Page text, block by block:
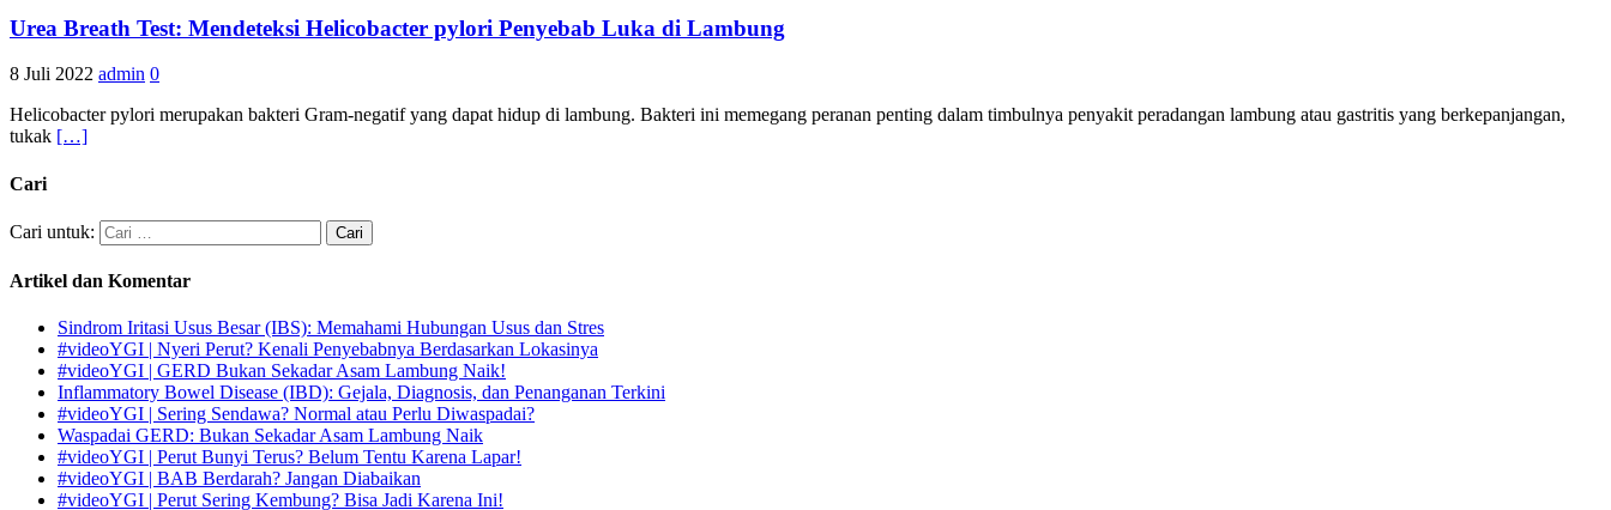
Urea Breath Test: Mendeteksi Helicobacter pylori Penyebab Luka di Lambung
8 Juli 2022 admin 0
Helicobacter pylori merupakan bakteri Gram-negatif yang dapat hidup di lambung. Bakteri ini memegang peranan penting dalam timbulnya penyakit peradangan lambung atau gastritis yang berkepanjangan,
tukak […]
Cari
Cari untuk:
Artikel dan Komentar
Sindrom Iritasi Usus Besar (IBS): Memahami Hubungan Usus dan Stres
#videoYGI | Nyeri Perut? Kenali Penyebabnya Berdasarkan Lokasinya
#videoYGI | GERD Bukan Sekadar Asam Lambung Naik!
Inflammatory Bowel Disease (IBD): Gejala, Diagnosis, dan Penanganan Terkini
#videoYGI | Sering Sendawa? Normal atau Perlu Diwaspadai?
Waspadai GERD: Bukan Sekadar Asam Lambung Naik
#videoYGI | Perut Bunyi Terus? Belum Tentu Karena Lapar!
#videoYGI | BAB Berdarah? Jangan Diabaikan
#videoYGI | Perut Sering Kembung? Bisa Jadi Karena Ini!